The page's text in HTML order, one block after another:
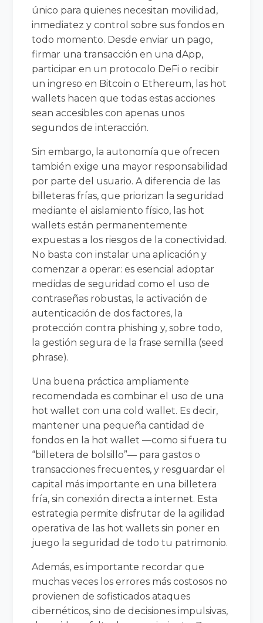
único para quienes necesitan movilidad,
inmediatez y control sobre sus fondos en
todo momento. Desde enviar un pago,
firmar una transacción en una dApp,
participar en un protocolo DeFi o recibir
un ingreso en Bitcoin o Ethereum, las hot
wallets hacen que todas estas acciones
sean accesibles con apenas unos
segundos de interacción.
Sin embargo, la autonomía que ofrecen
también exige una mayor responsabilidad
por parte del usuario. A diferencia de las
billeteras frías, que priorizan la seguridad
mediante el aislamiento físico, las hot
wallets están permanentemente
expuestas a los riesgos de la conectividad.
No basta con instalar una aplicación y
comenzar a operar: es esencial adoptar
medidas de seguridad como el uso de
contraseñas robustas, la activación de
autenticación de dos factores, la
protección contra phishing y, sobre todo,
la gestión segura de la frase semilla (seed
phrase).
Una buena práctica ampliamente
recomendada es combinar el uso de una
hot wallet con una cold wallet. Es decir,
mantener una pequeña cantidad de
fondos en la hot wallet —como si fuera tu
“billetera de bolsillo”— para gastos o
transacciones frecuentes, y resguardar el
capital más importante en una billetera
fría, sin conexión directa a internet. Esta
estrategia permite disfrutar de la agilidad
operativa de las hot wallets sin poner en
juego la seguridad de todo tu patrimonio.
Además, es importante recordar que
muchas veces los errores más costosos no
provienen de sofisticados ataques
cibernéticos, sino de decisiones impulsivas,